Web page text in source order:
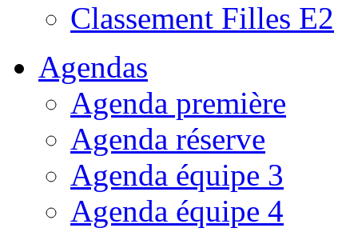
Classement Filles E2
Agendas
Agenda première
Agenda réserve
Agenda équipe 3
Agenda équipe 4